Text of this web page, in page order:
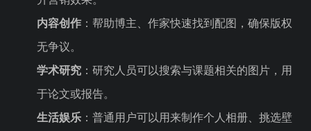
内容创作 ：帮助博主、作家快速找到配图，确保版权
无争议。
学术研究 ：研究人员可以搜索与课题相关的图片，用
于论文或报告。
生活娱乐 ：普通用户可以用来制作个人相册、挑选壁